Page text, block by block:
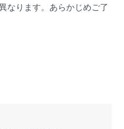
なります。あらかじめご了